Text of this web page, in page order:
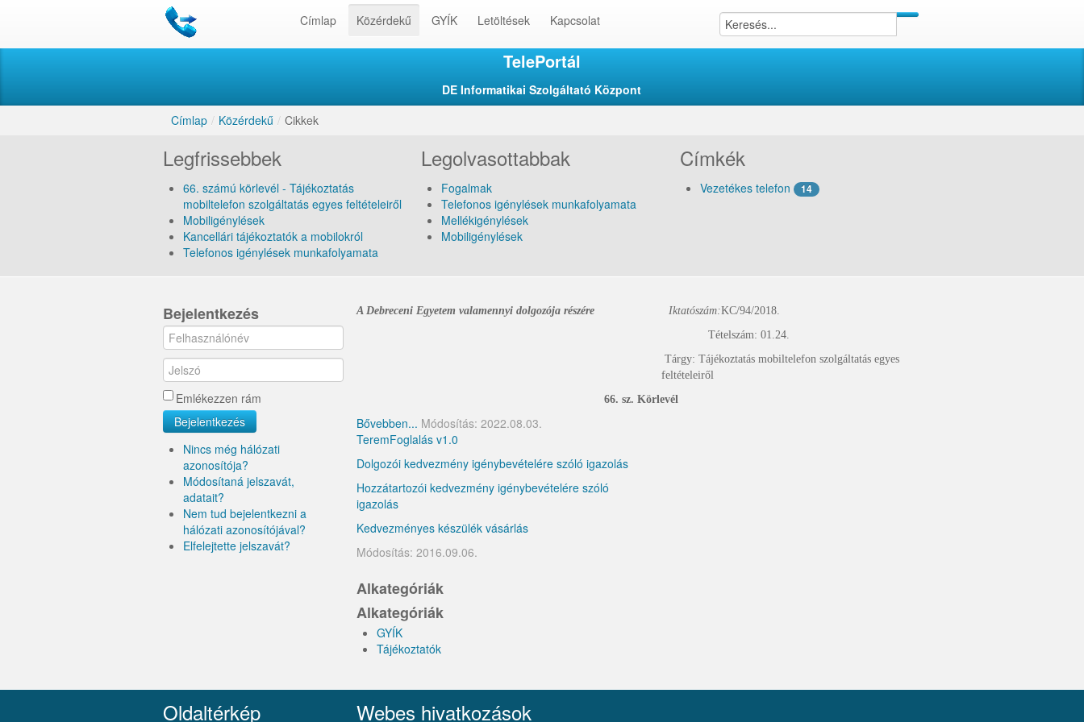
Címlap Közérdekű GYÍK Letöltések Kapcsolat
TelePortál
DE Informatikai Szolgáltató Központ
Címlap / Közérdekű / Cikkek
Legfrissebbek
66. számú körlevél - Tájékoztatás
mobiltelefon szolgáltatás egyes feltételeiről
Mobiligénylések
Kancellári tájékoztatók a mobilokról
Telefonos igénylések munkafolyamata
Legolvasottabbak
Fogalmak
Telefonos igénylések munkafolyamata
Mellékigénylések
Mobiligénylések
Címkék
Vezetékes telefon 14
Bejelentkezés
Emlékezzen rám
Bejelentkezés
Nincs még hálózati
azonosítója?
Módosítaná jelszavát,
adatait?
Nem tud bejelentkezni a
hálózati azonosítójával?
Elfelejtette jelszavát?
A Debreceni Egyetem valamennyi dolgozója részéreIktatószám:KC/94/2018.
Tételszám: 01.24.
Tárgy: Tájékoztatás mobiltelefon szolgáltatás egyes
feltételeiről
66. sz. Körlevél
Bővebben... Módosítás: 2022.08.03.
TeremFoglalás v1.0
Dolgozói kedvezmény igénybevételére szóló igazolás
Hozzátartozói kedvezmény igénybevételére szóló
igazolás
Kedvezményes készülék vásárlás
Módosítás: 2016.09.06.
Alkategóriák
Alkategóriák
GYÍK
Tájékoztatók
Oldaltérkép Webes hivatkozások